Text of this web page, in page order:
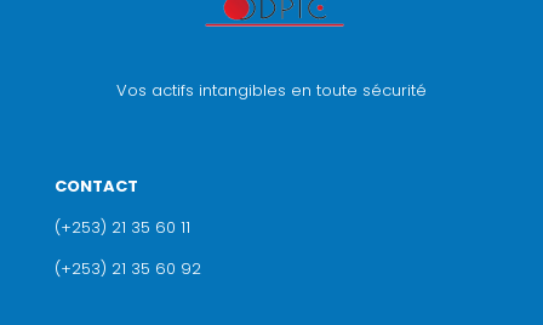
Vos actifs intangibles en toute sécurité
CONTACT
(+253) 21 35 60 11
(+253) 21 35 60 92